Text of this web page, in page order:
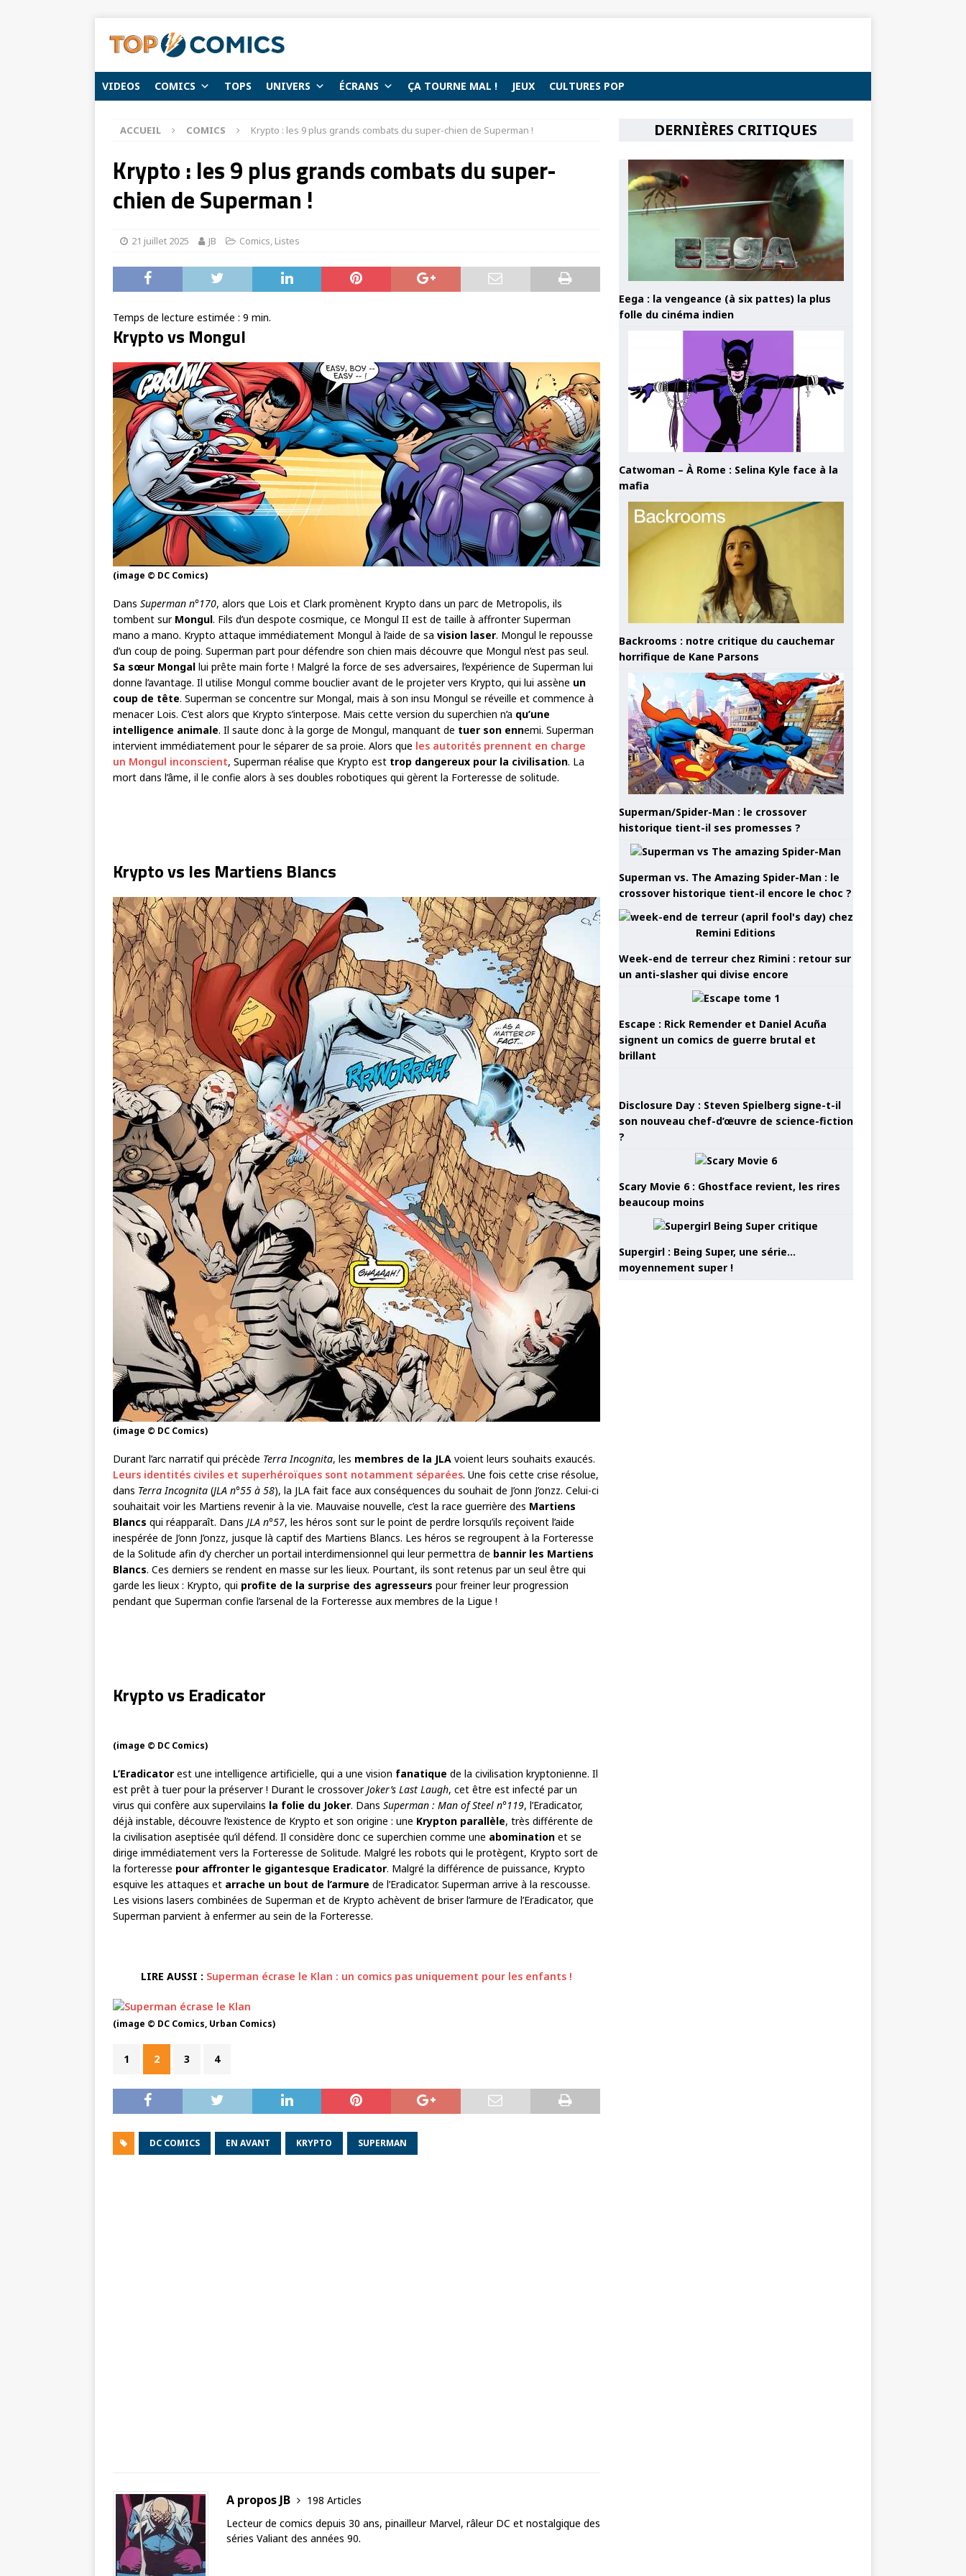
VIDEOS COMICS TOPS UNIVERS ÉCRANS ÇA TOURNE MAL ! JEUX CULTURES POP
ACCUEIL COMICS Krypto : les 9 plus grands combats du super-chien de Superman !
Krypto : les 9 plus grands combats du super-
chien de Superman !
21 juillet 2025 JB Comics, Listes
Temps de lecture estimée : 9 min.
Krypto vs Mongul
(image © DC Comics)
Dans Superman n°170, alors que Lois et Clark promènent Krypto dans un parc de Metropolis, ils
tombent sur Mongul. Fils d’un despote cosmique, ce Mongul II est de taille à affronter Superman
mano a mano. Krypto attaque immédiatement Mongul à l’aide de sa vision laser. Mongul le repousse
d’un coup de poing. Superman part pour défendre son chien mais découvre que Mongul n’est pas seul.
Sa sœur Mongal lui prête main forte ! Malgré la force de ses adversaires, l’expérience de Superman lui
donne l’avantage. Il utilise Mongul comme bouclier avant de le projeter vers Krypto, qui lui assène un
coup de tête. Superman se concentre sur Mongal, mais à son insu Mongul se réveille et commence à
menacer Lois. C’est alors que Krypto s’interpose. Mais cette version du superchien n’a qu’une
intelligence animale. Il saute donc à la gorge de Mongul, manquant de tuer son ennemi. Superman
intervient immédiatement pour le séparer de sa proie. Alors que les autorités prennent en charge
un Mongul inconscient, Superman réalise que Krypto est trop dangereux pour la civilisation. La
mort dans l’âme, il le confie alors à ses doubles robotiques qui gèrent la Forteresse de solitude.
Krypto vs les Martiens Blancs
(image © DC Comics)
Durant l’arc narratif qui précède Terra Incognita, les membres de la JLA voient leurs souhaits exaucés.
Leurs identités civiles et superhéroïques sont notamment séparées. Une fois cette crise résolue,
dans Terra Incognita (JLA n°55 à 58), la JLA fait face aux conséquences du souhait de J’onn J’onzz. Celui-ci
souhaitait voir les Martiens revenir à la vie. Mauvaise nouvelle, c’est la race guerrière des Martiens
Blancs qui réapparaît. Dans JLA n°57, les héros sont sur le point de perdre lorsqu’ils reçoivent l’aide
inespérée de J’onn J’onzz, jusque là captif des Martiens Blancs. Les héros se regroupent à la Forteresse
de la Solitude afin d’y chercher un portail interdimensionnel qui leur permettra de bannir les Martiens
Blancs. Ces derniers se rendent en masse sur les lieux. Pourtant, ils sont retenus par un seul être qui
garde les lieux : Krypto, qui profite de la surprise des agresseurs pour freiner leur progression
pendant que Superman confie l’arsenal de la Forteresse aux membres de la Ligue !
Krypto vs Eradicator
(image © DC Comics)
L’Eradicator est une intelligence artificielle, qui a une vision fanatique de la civilisation kryptonienne. Il
est prêt à tuer pour la préserver ! Durant le crossoverJoker’s Last Laugh, cet être est infecté par un
virus qui confère aux supervilains la folie du Joker. Dans Superman : Man of Steel n°119, l’Eradicator,
déjà instable, découvre l’existence de Krypto et son origine : une Krypton parallèle, très différente de
la civilisation aseptisée qu’il défend. Il considère donc ce superchien comme une abomination et se
dirige immédiatement vers la Forteresse de Solitude. Malgré les robots qui le protègent, Krypto sort de
la forteresse pour affronter le gigantesque Eradicator. Malgré la différence de puissance, Krypto
esquive les attaques et arrache un bout de l’armure de l’Eradicator. Superman arrive à la rescousse.
Les visions lasers combinées de Superman et de Krypto achèvent de briser l’armure de l’Eradicator, que
Superman parvient à enfermer au sein de la Forteresse.
LIRE AUSSI : Superman écrase le Klan : un comics pas uniquement pour les enfants !
(image © DC Comics, Urban Comics)
1 2 3 4
DC COMICS EN AVANT KRYPTO SUPERMAN
A propos JB
198 Articles
Lecteur de comics depuis 30 ans, pinailleur Marvel, râleur DC et nostalgique des
séries Valiant des années 90.
DERNIÈRES CRITIQUES
Eega : la vengeance (à six pattes) la plus
folle du cinéma indien
Catwoman – À Rome : Selina Kyle face à la
mafia
Backrooms : notre critique du cauchemar
horrifique de Kane Parsons
Superman/Spider-Man : le crossover
historique tient-il ses promesses ?
Superman vs. The Amazing Spider-Man : le
crossover historique tient-il encore le choc ?
Week-end de terreur chez Rimini : retour sur
un anti-slasher qui divise encore
Escape : Rick Remender et Daniel Acuña
signent un comics de guerre brutal et
brillant
Disclosure Day : Steven Spielberg signe-t-il
son nouveau chef-d’œuvre de science-fiction
?
Scary Movie 6 : Ghostface revient, les rires
beaucoup moins
Supergirl : Being Super, une série…
moyennement super !